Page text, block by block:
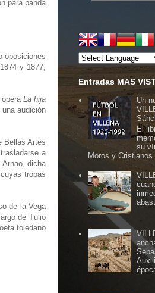
para banda
oposiciones
y 1877,
La hija
una audición
Bellas Artes
a
dicha
tropas
de la Vega
de Tulio
toledano
Entradas MAS
Un
El
su
Moros y